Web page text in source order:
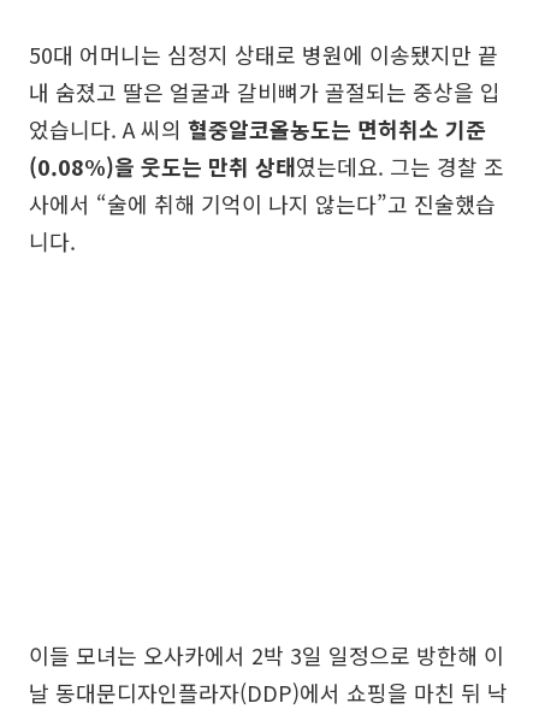
50대 어머니는 심정지 상태로 병원에 이송됐지만 끝
내 숨졌고 딸은 얼굴과 갈비뼈가 골절되는 중상을 입
었습니다. A 씨의 혈중알코올농도는 면허취소 기준
(0.08%)을 웃도는 만취 상태였는데요. 그는 경찰 조
사에서 “술에 취해 기억이 나지 않는다”고 진술했습
니다.
이들 모녀는 오사카에서 2박 3일 일정으로 방한해 이
날 동대문디자인플라자(DDP)에서 쇼핑을 마친 뒤 낙